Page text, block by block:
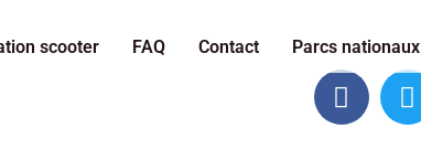
scooter FAQ Contact Parcs nationaux